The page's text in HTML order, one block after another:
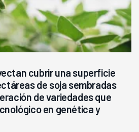
cubrir una superficie
de soja sembradas
de variedades que
en genética y